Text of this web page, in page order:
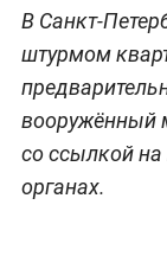
В Санкт-
штурмом
вооружённый
со ссылкой
органах.